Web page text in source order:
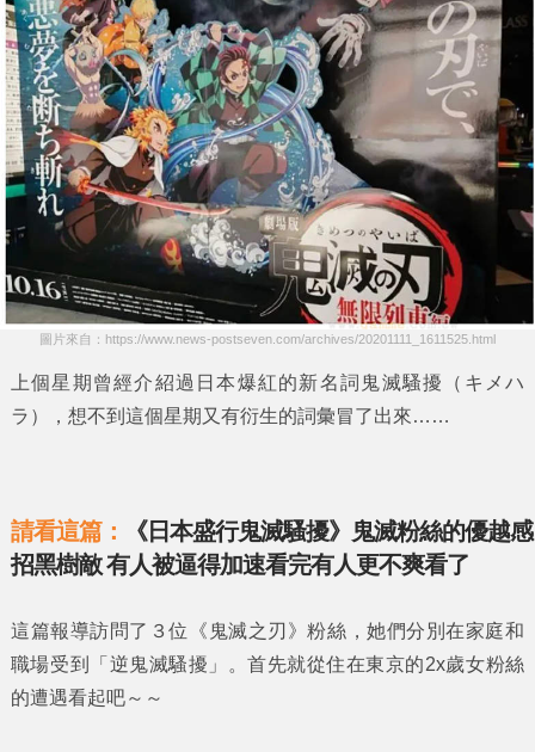
圖片來自：https://www.news-postseven.com/archives/20201111_1611525.html
上個星期曾經介紹過日本爆紅的新名詞 鬼滅騷擾
（キメハ
ラ），想不到這個星期又有衍生的詞彙冒了出來……
請看這篇：
《日本盛行鬼滅騷擾》鬼滅粉絲的優越感
招黑樹敵 有人被逼得加速看完有人更不爽看了
這篇報導訪問了３位 《鬼滅之刃》粉絲，她們分別在家庭和
職場受到
「逆鬼滅騷擾」
。首先就從住在東京的2x歲女粉絲
的遭遇看起吧～～